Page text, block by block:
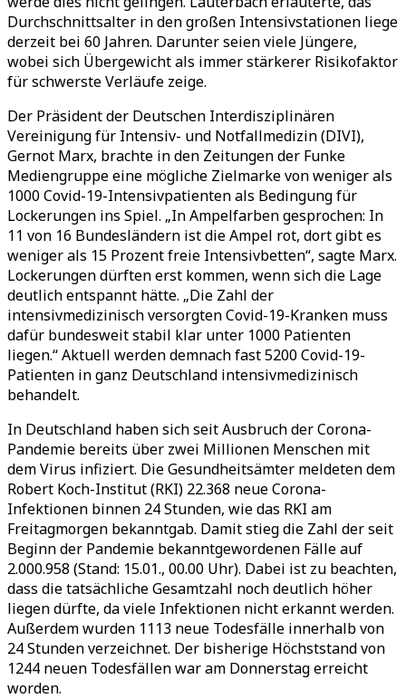
Durchschnittsalter in den großen Intensivstationen liege
derzeit bei 60 Jahren. Darunter seien viele Jüngere,
wobei sich Übergewicht als immer stärkerer Risikofaktor
für schwerste Verläufe zeige.
Der Präsident der Deutschen Interdisziplinären
Vereinigung für Intensiv- und Notfallmedizin (DIVI),
Gernot Marx, brachte in den Zeitungen der Funke
Mediengruppe eine mögliche Zielmarke von weniger als
1000 Covid-19-Intensivpatienten als Bedingung für
Lockerungen ins Spiel. „In Ampelfarben gesprochen: In
11 von 16 Bundesländern ist die Ampel rot, dort gibt es
weniger als 15 Prozent freie Intensivbetten“, sagte Marx.
Lockerungen dürften erst kommen, wenn sich die Lage
deutlich entspannt hätte. „Die Zahl der
intensivmedizinisch versorgten Covid-19-Kranken muss
dafür bundesweit stabil klar unter 1000 Patienten
liegen.“ Aktuell werden demnach fast 5200 Covid-19-
Patienten in ganz Deutschland intensivmedizinisch
behandelt.
In Deutschland haben sich seit Ausbruch der Corona-
Pandemie bereits über zwei Millionen Menschen mit
dem Virus infiziert. Die Gesundheitsämter meldeten dem
Robert Koch-Institut (RKI) 22.368 neue Corona-
Infektionen binnen 24 Stunden, wie das RKI am
Freitagmorgen bekanntgab. Damit stieg die Zahl der seit
Beginn der Pandemie bekanntgewordenen Fälle auf
2.000.958 (Stand: 15.01., 00.00 Uhr). Dabei ist zu beachten,
dass die tatsächliche Gesamtzahl noch deutlich höher
liegen dürfte, da viele Infektionen nicht erkannt werden.
Außerdem wurden 1113 neue Todesfälle innerhalb von
24 Stunden verzeichnet. Der bisherige Höchststand von
1244 neuen Todesfällen war am Donnerstag erreicht
worden.